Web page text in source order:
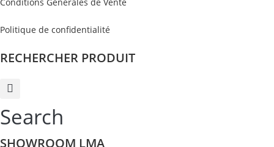
Politique de confidentialité
RECHERCHER PRODUIT
Search
SHOWROOM LMA